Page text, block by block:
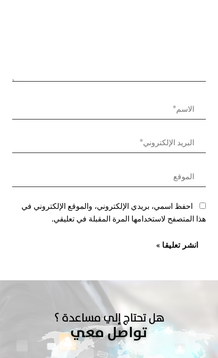
احفظ اسمي، بريدي الإلكتروني، والموقع الإلكتروني في
هذا المتصفح لاستخدامها المرة المقبلة في تعليقي.
هل تحتاج إلي مساعدة ؟
تواصل معي